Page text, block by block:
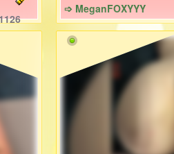
➩ MeganFOXYYY